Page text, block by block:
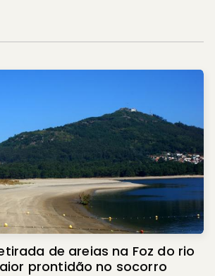
de areias na Foz do rio
prontidão no socorro